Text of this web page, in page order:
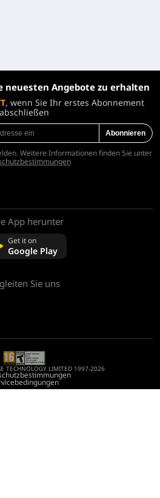
neuesten Angebote zu erhalten
, wenn Sie Ihr erstes Abonnement
abschließen
Abonnieren
Weitere Informationen finden Sie unter
App herunter
Get it on
Google Play
Sie uns
TECHNOLOGY LIMITED 1997-2026
Number: 75522164